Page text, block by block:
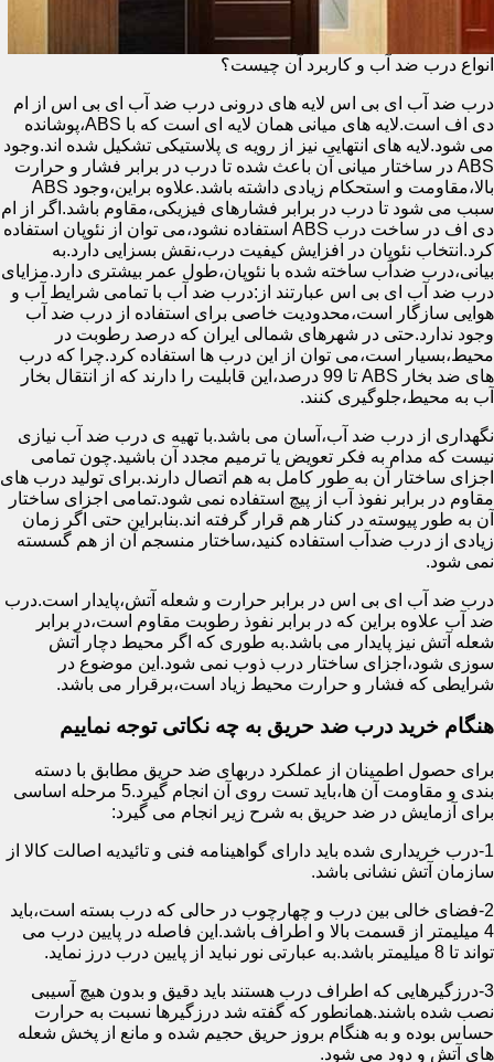
انواع درب ضد آب و کاربرد آن چیست؟
درب ضد آب ای بی اس لایه های درونی درب ضد آب ای بی اس از ام
دی اف است.لایه های میانی همان لایه ای است که با ABS،پوشانده
می شود.لایه های انتهایی نیز از رویه ی پلاستیکی تشکیل شده اند.وجود
ABS در ساختار میانی آن باعث شده تا درب در برابر فشار و حرارت
بالا،مقاومت و استحکام زیادی داشته باشد.علاوه براین،وجود ABS
سبب می شود تا درب در برابر فشارهای فیزیکی،مقاوم باشد.اگر از ام
دی اف در ساخت درب ABS استفاده نشود،می توان از نئوپان استفاده
کرد.انتخاب نئوپان در افزایش کیفیت درب،نقش بسزایی دارد.به
بیانی،درب ضدآب ساخته شده با نئوپان،طول عمر بیشتری دارد.مزایای
درب ضد آب ای بی اس عبارتند از:درب ضد آب با تمامی شرایط آب و
هوایی سازگار است،محدودیت خاصی برای استفاده از درب ضد آب
وجود ندارد.حتی در شهرهای شمالی ایران که درصد رطوبت در
محیط،بسیار است،می توان از این درب ها استفاده کرد.چرا که درب
های ضد بخار ABS تا 99 درصد،این قابلیت را دارند که از انتقال بخار
آب به محیط،جلوگیری کنند.
نگهداری از درب ضد آب،آسان می باشد.با تهیه ی درب ضد آب نیازی
نیست که مدام به فکر تعویض یا ترمیم مجدد آن باشید.چون تمامی
اجزای ساختار آن به طور کامل به هم اتصال دارند.برای تولید درب های
مقاوم در برابر نفوذ آب از پیچ استفاده نمی شود.تمامی اجزای ساختار
آن به طور پیوسته در کنار هم قرار گرفته اند.بنابراین حتی اگر زمان
زیادی از درب ضدآب استفاده کنید،ساختار منسجم آن از هم گسسته
نمی شود.
درب ضد آب ای بی اس در برابر حرارت و شعله آتش،پایدار است.درب
ضد آب علاوه براین که در برابر نفوذ رطوبت مقاوم است،در برابر
شعله آتش نیز پایدار می باشد.به طوری که اگر محیط دچار آتش
سوزی شود،اجزای ساختار درب ذوب نمی شود.این موضوع در
شرایطی که فشار و حرارت محیط زیاد است،برقرار می باشد.
هنگام خرید درب ضد حریق به چه نکاتی توجه نماییم
برای حصول اطمینان از عملکرد دربهای ضد حریق مطابق با دسته
بندی و مقاومت آن ها،باید تست روی آن انجام گیرد.5 مرحله اساسی
برای آزمایش در ضد حریق به شرح زیر انجام می گیرد:
1-درب خریداری شده باید دارای گواهینامه فنی و تائیدیه اصالت کالا از
سازمان آتش نشانی باشد.
2-فضای خالی بین درب و چهارچوب در حالی که درب بسته است،باید
4 میلیمتر از قسمت بالا و اطراف باشد.این فاصله در پایین درب می
تواند تا 8 میلیمتر باشد.به عبارتی نور نباید از پایین درب درز نماید.
3-درزگیرهایی که اطراف درب هستند باید دقیق و بدون هیچ آسیبی
نصب شده باشند.همانطور که گفته شد درزگیرها نسبت به حرارت
حساس بوده و به هنگام بروز حریق حجیم شده و مانع از پخش شعله
های آتش و دود می شود.